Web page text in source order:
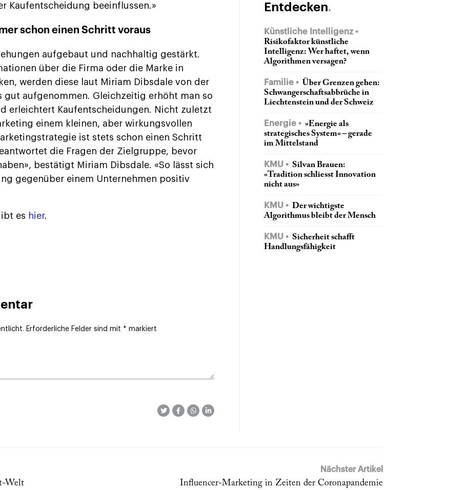
Kaufentscheidung beeinflussen.»
schon einen Schritt voraus
aufgebaut und nachhaltig gestärkt.
über die Firma oder die Marke in
werden diese laut Miriam Dibsdale von der
gut aufgenommen. Gleichzeitig erhöht man so
erleichtert Kaufentscheidungen. Nicht zuletzt
einem kleinen, aber wirkungsvollen
ist stets schon einen Schritt
die Fragen der Zielgruppe, bevor
bestätigt Miriam Dibsdale. «So lässt sich
gegenüber einem Unternehmen positiv
es hier.
Erforderliche Felder sind mit * markiert
Entdecken
Künstliche Intelligenz
Risikofaktor künstliche
Intelligenz: Wer haftet, wenn
Algorithmen versagen?
Familie
Über Grenzen gehen:
Schwangerschaftsabbrüche in
Liechtenstein und der Schweiz
Energie
»Energie als
strategisches System« – gerade
im Mittelstand
KMU
Silvan Brauen:
«Tradition schliesst Innovation
nicht aus»
KMU
Der wichtigste
Algorithmus bleibt der Mensch
KMU
Sicherheit schafft
Handlungsfähigkeit
Welt
Nächster Artikel
Influencer-Marketing in Zeiten der Coronapandemie